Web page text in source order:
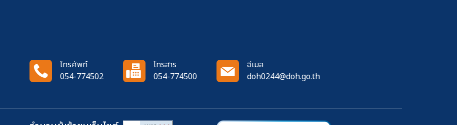
โทรศัพท์
054-774502
โทรสาร
054-774500
อีเมล
doh0244@doh.go.th